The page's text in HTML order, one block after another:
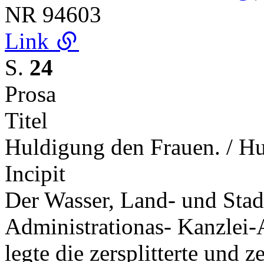
NR 94603
Link
S. 24
Prosa
Titel
Huldigung den Frauen. /
Incipit
Der Wasser, Land- und
Administrationas-
legte die zersplitterte und